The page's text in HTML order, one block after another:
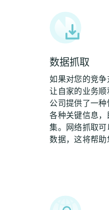
数据抓取
如果对您的竞
让自家的业务
公司提供了一
各种关键信息
集。网络抓取
数据，这将帮助